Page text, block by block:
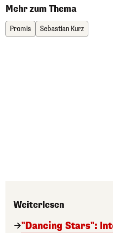
Mehr zum Thema
Promis Sebastian Kurz
Weiterlesen
"Dancing Stars":